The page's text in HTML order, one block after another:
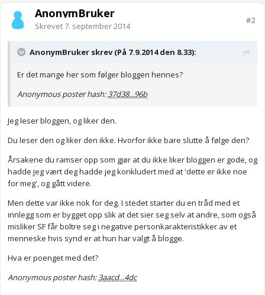
AnonymBruker
Skrevet7. september 2014
#2
AnonymBruker skrev (På 7.9.2014 den 8.33):
Er det mange her som følger bloggen hennes?
Anonymous poster hash:37d38...96b
Jeg leser bloggen, og liker den.
Du leser den og liker den ikke. Hvorfor ikke bare slutte å følge den?
Årsakene du ramser opp som gjør at du ikke liker bloggen er gode, og
hadde jeg vært deg hadde jeg konkludert med at 'dette er ikke noe
for meg', og gått videre.
Men dette var ikke nok for deg. I stedet starter du en tråd med et
innlegg som er bygget opp slik at det sier seg selv at andre, som også
misliker SF får boltre seg i negative personkarakteristikker av et
menneske hvis synd er at hun har valgt å blogge.
Hva er poenget med det?
Anonymous poster hash:3aacd...4dc